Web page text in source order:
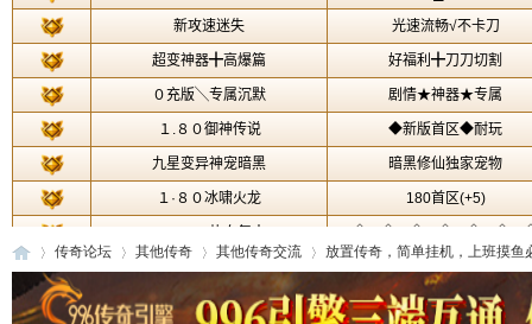
传奇论坛 其他传奇 其他传奇交流 放置传奇，简单挂机，上班摸鱼